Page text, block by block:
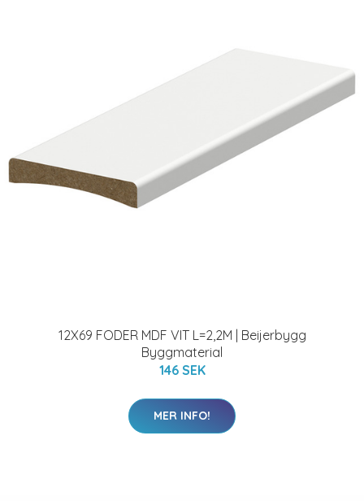
12X69 FODER MDF VIT L=2,2M | Beijerbygg
Byggmaterial
146 SEK
MER INFO!